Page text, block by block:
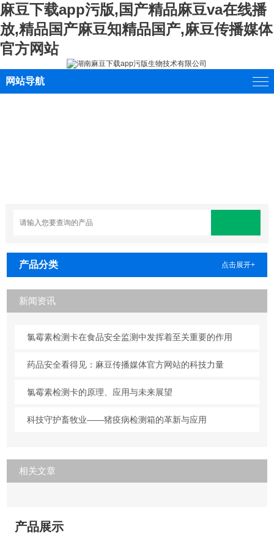
麻豆下载app污版,国产精品麻豆va在线播
放,精品国产麻豆知精品国产,麻豆传播媒体
官方网站
网站导航
产品分类 点击展开+
新闻资讯
氯霉素检测卡在食品安全监测中发挥着至关重要的作用
药品安全看得见：麻豆传播媒体官方网站的科技力量
氯霉素检测卡的原理、应用与未来展望
科技守护畜牧业——猪疫病检测箱的革新与应用
相关文章
产品展示